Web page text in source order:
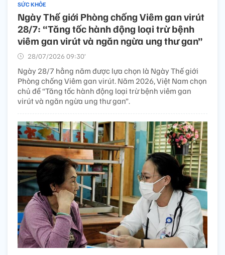
SỨC KHỎE
Ngày Thế giới Phòng chống Viêm gan virút
28/7: “Tăng tốc hành động loại trừ bệnh
viêm gan virút và ngăn ngừa ung thư gan”
28/07/2026 09:30’
Ngày 28/7 hằng năm được lựa chọn là Ngày Thế giới
Phòng chống Viêm gan virút. Năm 2026, Việt Nam chọn
chủ đề “Tăng tốc hành động loại trừ bệnh viêm gan
virút và ngăn ngừa ung thư gan”.